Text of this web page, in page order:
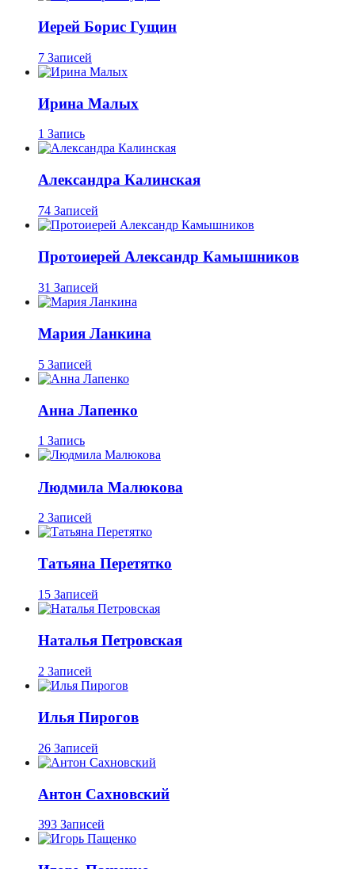
Иерей Борис Гущин
7 Записей
Ирина Малых
1 Запись
Александра Калинская
74 Записей
Протоиерей Александр Камышников
31 Записей
Мария Ланкина
5 Записей
Анна Лапенко
1 Запись
Людмила Малюкова
2 Записей
Татьяна Перетятко
15 Записей
Наталья Петровская
2 Записей
Илья Пирогов
26 Записей
Антон Сахновский
393 Записей